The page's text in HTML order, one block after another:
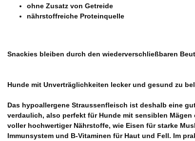
ohne Zusatz von Getreide
nährstoffreiche Proteinquelle
Snackies bleiben durch den wiederverschließbaren
Hunde mit Unverträglichkeiten lecker und gesund zu
Das hypoallergene Straussenfleisch ist deshalb eine
verdaulich, also perfekt für Hunde mit sensiblen
voller hochwertiger Nährstoffe, wie Eisen für starke
Immunsystem und B-Vitaminen für Haut und Fell. Im